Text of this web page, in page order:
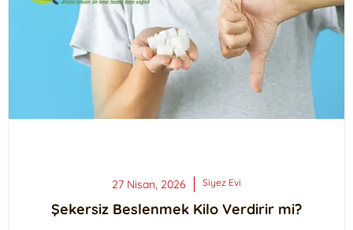
27 Nisan, 2026 Siyez Evi
Şekersiz Beslenmek Kilo Verdirir mi?